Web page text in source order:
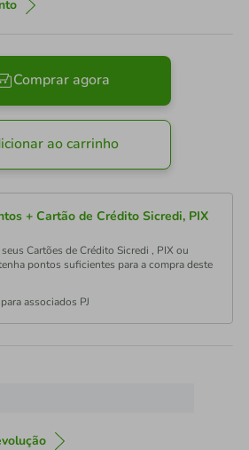
Comprar agora
ao carrinho
+ Cartão de Crédito Sicredi, PIX
Cartões de Crédito Sicredi , PIX ou
pontos suficientes para a compra deste
associados PJ